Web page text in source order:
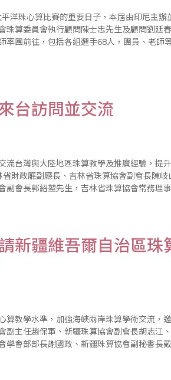
洋珠心算比賽的重要日子，本屆由印尼主辦
珠算委員會執行顧問陳士忠先生及顧問劉廷
率團前往，包括各組選手68人，團員、老師
台訪問並交流
流台灣與大陸地區珠算教學及推廣經驗，提
財政廳副廳長、吉林省珠算協會副會長陳
副會長郭紹堃先生，吉林省珠算協會常務理
新疆維吾爾自治區珠
算教學水準，加強海峽兩岸珠算學術交流，
副主任趙保軍、新疆珠算協會副會長胡志江
學會部部長謝國政、新疆珠算協會副秘書長